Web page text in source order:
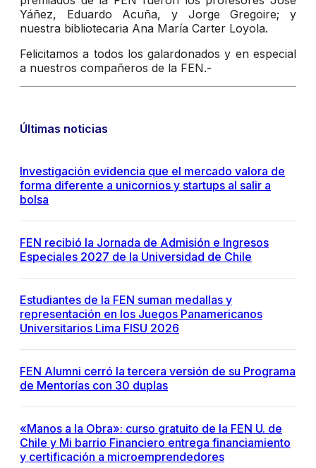
Yáñez, Eduardo Acuña, y Jorge Gregoire; y
nuestra bibliotecaria Ana María Carter Loyola.
Felicitamos a todos los galardonados y en especial
a nuestros compañeros de la FEN.-
Últimas noticias
Investigación evidencia que el mercado valora de
forma diferente a unicornios y startups al salir a
bolsa
FEN recibió la Jornada de Admisión e Ingresos
Especiales 2027 de la Universidad de Chile
Estudiantes de la FEN suman medallas y
representación en los Juegos Panamericanos
Universitarios Lima FISU 2026
FEN Alumni cerró la tercera versión de su Programa
de Mentorías con 30 duplas
«Manos a la Obra»: curso gratuito de la FEN U. de
Chile y Mi barrio Financiero entrega financiamiento
y certificación a microemprendedores